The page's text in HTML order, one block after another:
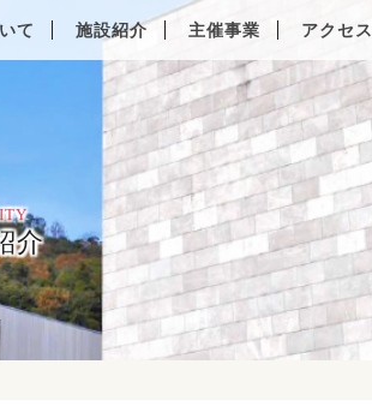
て 施設紹介 主催事業 アクセス
介